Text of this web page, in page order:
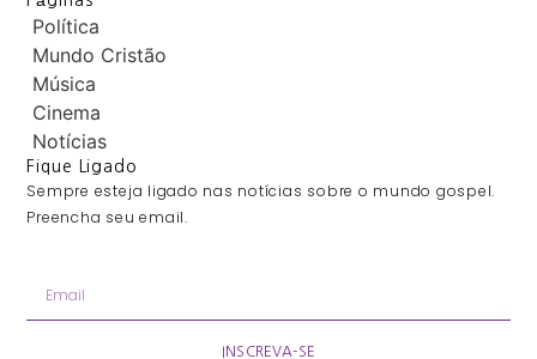
Política
Mundo Cristão
Música
Cinema
Notícias
Fique Ligado
Sempre esteja ligado nas notícias sobre o mundo gospel.
Preencha seu email.
INSCREVA-SE